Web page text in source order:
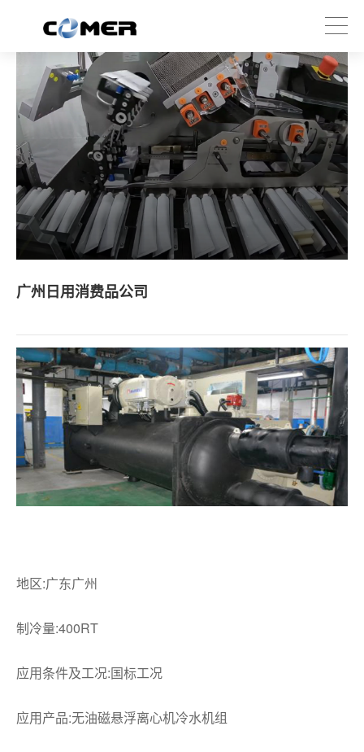
广州日用消费品公司
地区:广东广州
制冷量:400RT
应用条件及工况:国标工况
应用产品:无油磁悬浮离心机冷水机组